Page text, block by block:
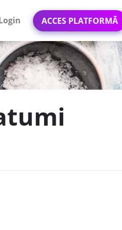
ACCES PLATFORMĂ